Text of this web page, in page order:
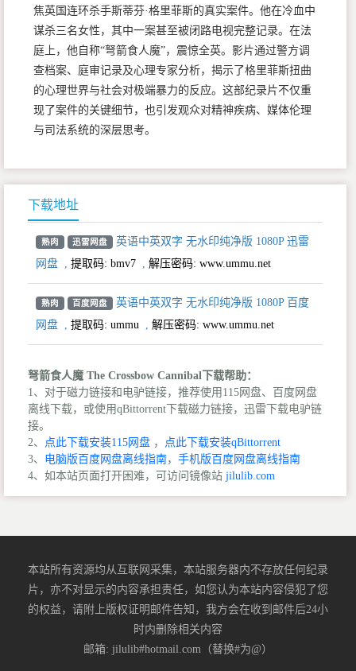
焦英国连环杀手斯蒂芬·格里菲斯的真实案件。他在冷血中
谋杀三名女性，其中一案甚至被闭路电视完整记录。在法
庭上，他自称“弩箭食人魔”，震惊全英。影片通过警方调
查档案、庭审记录及心理专家分析，揭示了格里菲斯扭曲
的心理世界与社会对极端暴力的反应。这部纪录片不仅重
现了案件的关键细节，也引发观众对精神疾病、媒体伦理
与司法系统的深层思考。
下载地址
熟肉 迅雷网盘
英语中英双字 无水印纯净版 1080P 迅雷
网盘
提取码: bmv7 解压密码: www.ummu.net
熟肉 百度网盘
英语中英双字 无水印纯净版 1080P 百度
网盘
提取码: ummu 解压密码: www.ummu.net
弩箭食人魔 The Crossbow Cannibal下载帮助：
1、对于磁力链接和电驴链接，推荐使用115网盘、百度网盘
离线下载，或使用qBittorrent下载磁力链接，迅雷下载电驴链
接。
2、
点此下载安装115网盘 ，
点此下载安装qBittorrent
3、 电脑版百度网盘离线指南， 手机版百度网盘离线指南
4、如本站页面打开困难，可访问镜像站 jilulib.com
本站所有资源均从互联网采集，本站服务器内不存放任何纪录
片，亦不对显示的内容承担责任，如您认为本站内容侵犯了您
的权益，请附上版权证明邮件告知，我方会在收到邮件后24小
时内删除相关内容
邮箱: jilulib#hotmail.com（替换#为@）